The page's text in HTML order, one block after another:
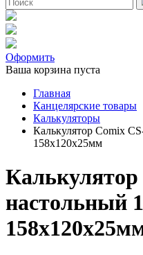
Оформить
Ваша корзина пуста
Главная
Канцелярские товары
Калькуляторы
Калькулятор Comix
158х120х25мм
Калькулятор
настольный